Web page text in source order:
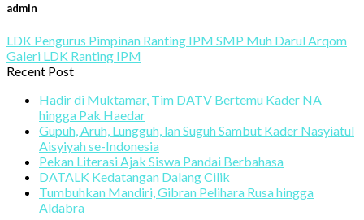
admin
LDK Pengurus Pimpinan Ranting IPM SMP Muh Darul Arqom
Galeri LDK Ranting IPM
Recent Post
Hadir di Muktamar, Tim DATV Bertemu Kader NA
hingga Pak Haedar
Gupuh, Aruh, Lungguh, lan Suguh Sambut Kader Nasyiatul
Aisyiyah se-Indonesia
Pekan Literasi Ajak Siswa Pandai Berbahasa
DATALK Kedatangan Dalang Cilik
Tumbuhkan Mandiri, Gibran Pelihara Rusa hingga
Aldabra